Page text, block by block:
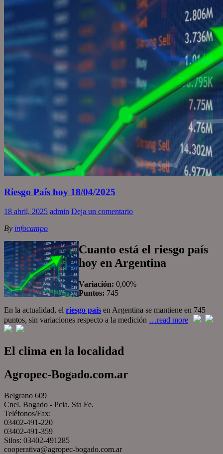
Riesgo País hoy 18/04/2025
18 abril, 2025 admin Deja un comentario
By infocampo
Cuanto está el riesgo país
hoy en Argentina
Variación: 0,00%
Puntos: 745
En la actualidad, el riesgo país en Argentina se mantiene en 745
puntos, sin variaciones respecto a la medición …read more
El clima en la localidad
Agropec-Bogado.com.ar
Belgrano 609
Cnel. Bogado - Pcia. Sta Fe.
Teléfonos/Fax:
03402-491-220
03402-491-359
Silos: 03402-491285
cooperativa@agropec-bogado.com.ar